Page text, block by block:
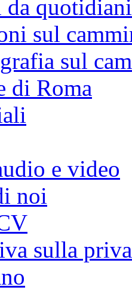
da
sul
sul
di Roma
e video
noi
sulla